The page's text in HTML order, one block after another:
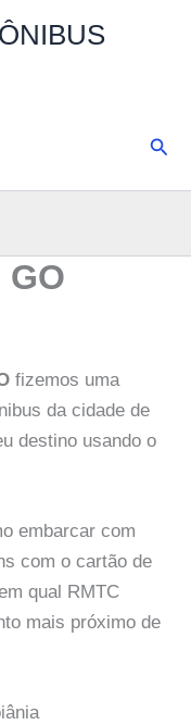
GO
fizemos uma
da cidade de
destino usando o
embarcar com
com o cartão de
qual RMTC
mais próximo de